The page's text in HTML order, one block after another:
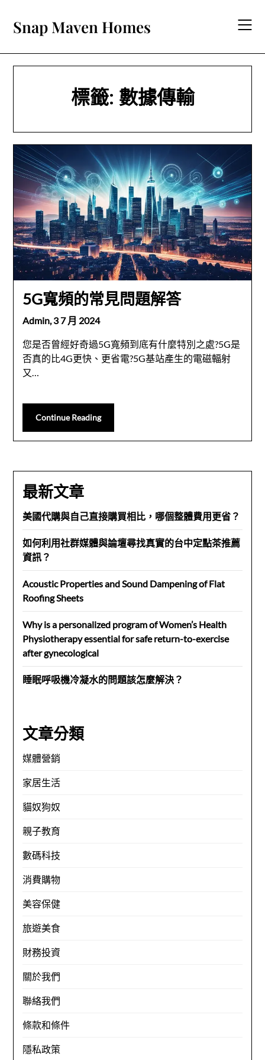
content
Snap Maven Homes
標籤: 數據傳輸
5G寬頻的常見問題解答
Admin,3 7 月 2024
您是否曾經好奇過5G寬頻到底有什麼特別之處?5G是
否真的比4G更快、更省電?5G基站產生的電磁輻射
又…
Continue Reading
最新文章
美國代購與自己直接購買相比，哪個整體費用更省？
如何利用社群媒體與論壇尋找真實的台中定點茶推薦
資訊？
Acoustic Properties and Sound Dampening of Flat
Roofing Sheets
Why is a personalized program of Women’s Health
Physiotherapy essential for safe return-to-exercise
after gynecological
睡眠呼吸機冷凝水的問題該怎麼解決？
文章分類
媒體營銷
家居生活
貓奴狗奴
親子教育
數碼科技
消費購物
美容保健
旅遊美食
財務投資
關於我們
聯絡我們
條款和條件
隱私政策